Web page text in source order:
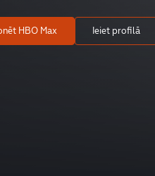
HBO Max Ieiet profilā